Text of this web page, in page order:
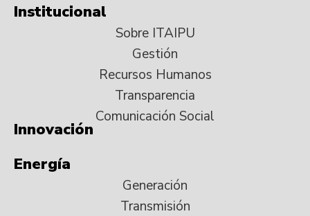
Institucional
Sobre ITAIPU
Gestión
Recursos Humanos
Transparencia
Comunicación Social
Innovación
Energía
Generación
Transmisión